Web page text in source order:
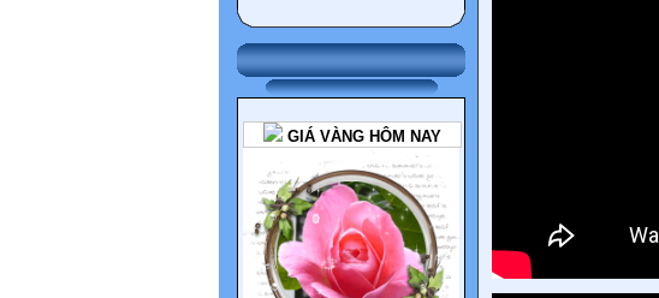
GIÁ VÀNG HÔM NAY